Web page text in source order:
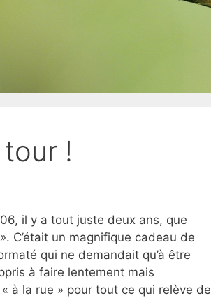
!
il y a tout juste deux ans, que
. C’était un magnifique cadeau de
qui ne demandait qu’à être
à faire lentement mais
à la rue » pour tout ce qui relève de